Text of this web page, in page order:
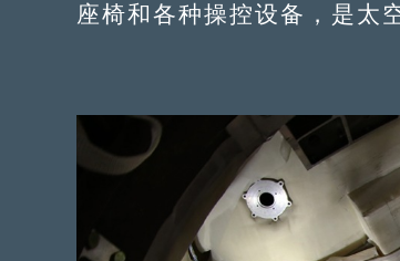
座椅和各种操控设备，是太